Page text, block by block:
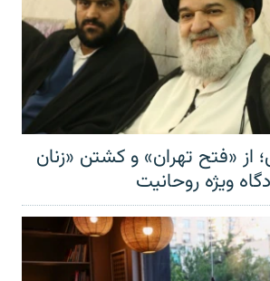
از «فتح تهران» و کشتن «زنان
ویژه روحانیت